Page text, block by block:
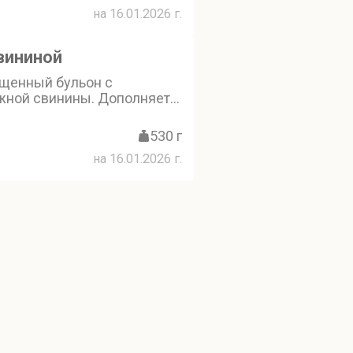
и тигровая креветка
кинзой, томатами
лайма
на 16.01.2026 г.
бульон с
свинины. Дополняет
лапша придаёт блюду
530 г
на 16.01.2026 г.